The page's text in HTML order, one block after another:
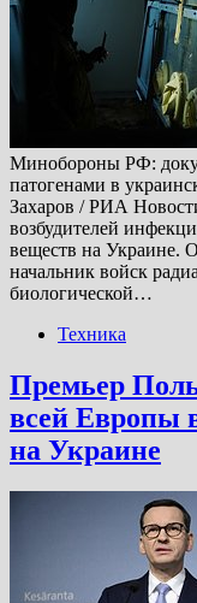
Минобороны РФ:
патогенами в
Захаров / РИА
возбудителей
веществ на Украине.
начальник войск
биологической…
Техника
Премьер
всей Европы
на Украине